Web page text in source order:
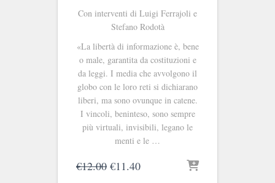
Con interventi di Luigi Ferrajoli e
Stefano Rodotà
«La libertà di informazione è, bene
o male, garantita da costituzioni e
da leggi. I media che avvolgono il
globo con le loro reti si dichiarano
liberi, ma sono ovunque in catene.
I vincoli, beninteso, sono sempre
più virtuali, invisibili, legano le
menti e le …
€12.00 Il
€11.40Il